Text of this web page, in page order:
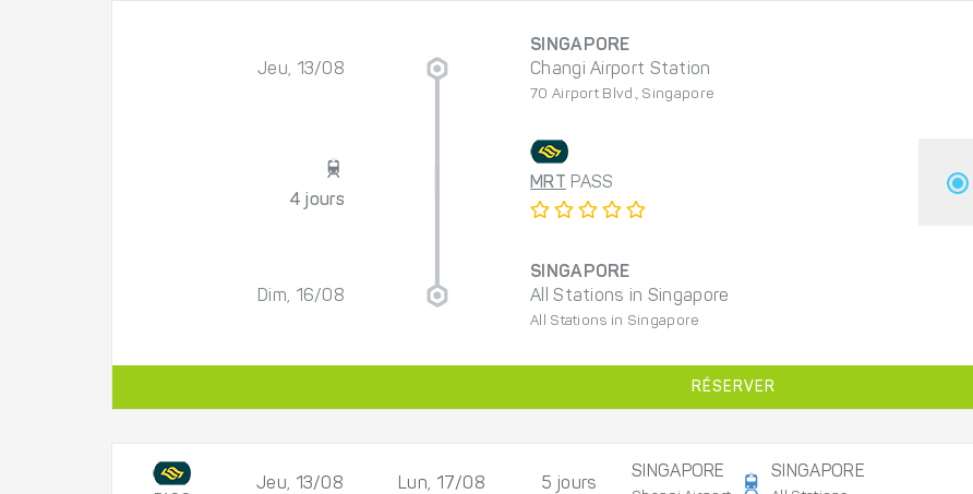
Jeu, 13/08
SINGAPORE
Changi Airport Station
70 Airport Blvd., Singapore
4 jours
MRT PASS
Dim, 16/08
SINGAPORE
All Stations in Singapore
All Stations in Singapore
RÉSERVER
Jeu, 13/08 Lun, 17/08 5 jours
SINGAPORE SINGAPORE